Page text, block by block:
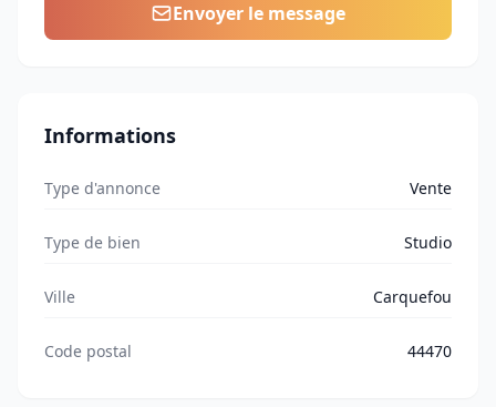
Envoyer le message
Informations
Type d'annonce Vente
Type de bien Studio
Ville Carquefou
Code postal 44470